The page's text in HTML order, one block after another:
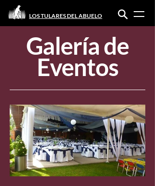
LOS TULARES DEL ABUELO
Galería de
Eventos